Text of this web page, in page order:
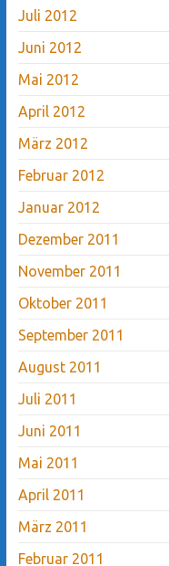
Juli 2012
Juni 2012
Mai 2012
April 2012
März 2012
Februar 2012
Januar 2012
Dezember 2011
November 2011
Oktober 2011
September 2011
August 2011
Juli 2011
Juni 2011
Mai 2011
April 2011
März 2011
Februar 2011